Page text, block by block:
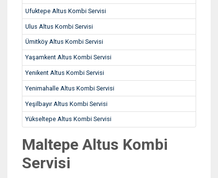
Ufuktepe Altus Kombi Servisi
Ulus Altus Kombi Servisi
Ümitköy Altus Kombi Servisi
Yaşamkent Altus Kombi Servisi
Yenikent Altus Kombi Servisi
Yenimahalle Altus Kombi Servisi
Yeşilbayır Altus Kombi Servisi
Yükseltepe Altus Kombi Servisi
Maltepe Altus Kombi
Servisi